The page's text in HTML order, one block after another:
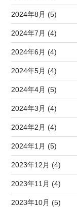
2024年8月 (5)
2024年7月 (4)
2024年6月 (4)
2024年5月 (4)
2024年4月 (5)
2024年3月 (4)
2024年2月 (4)
2024年1月 (5)
2023年12月 (4)
2023年11月 (4)
2023年10月 (5)